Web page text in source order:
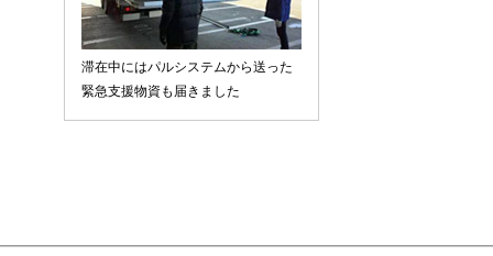
滞在中にはパルシステムから送った
緊急支援物資も届きました